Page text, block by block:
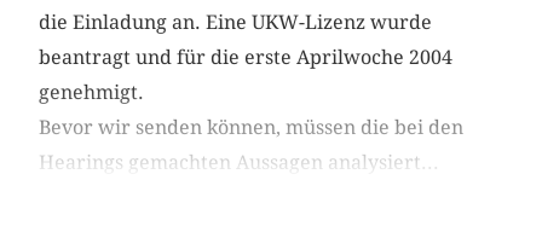
die Einladung an. Eine UKW-Lizenz wurde
beantragt und für die erste Aprilwoche 2004
genehmigt.
Bevor wir senden können, müssen die bei den
Hearings gemachten Aussagen analysiert...